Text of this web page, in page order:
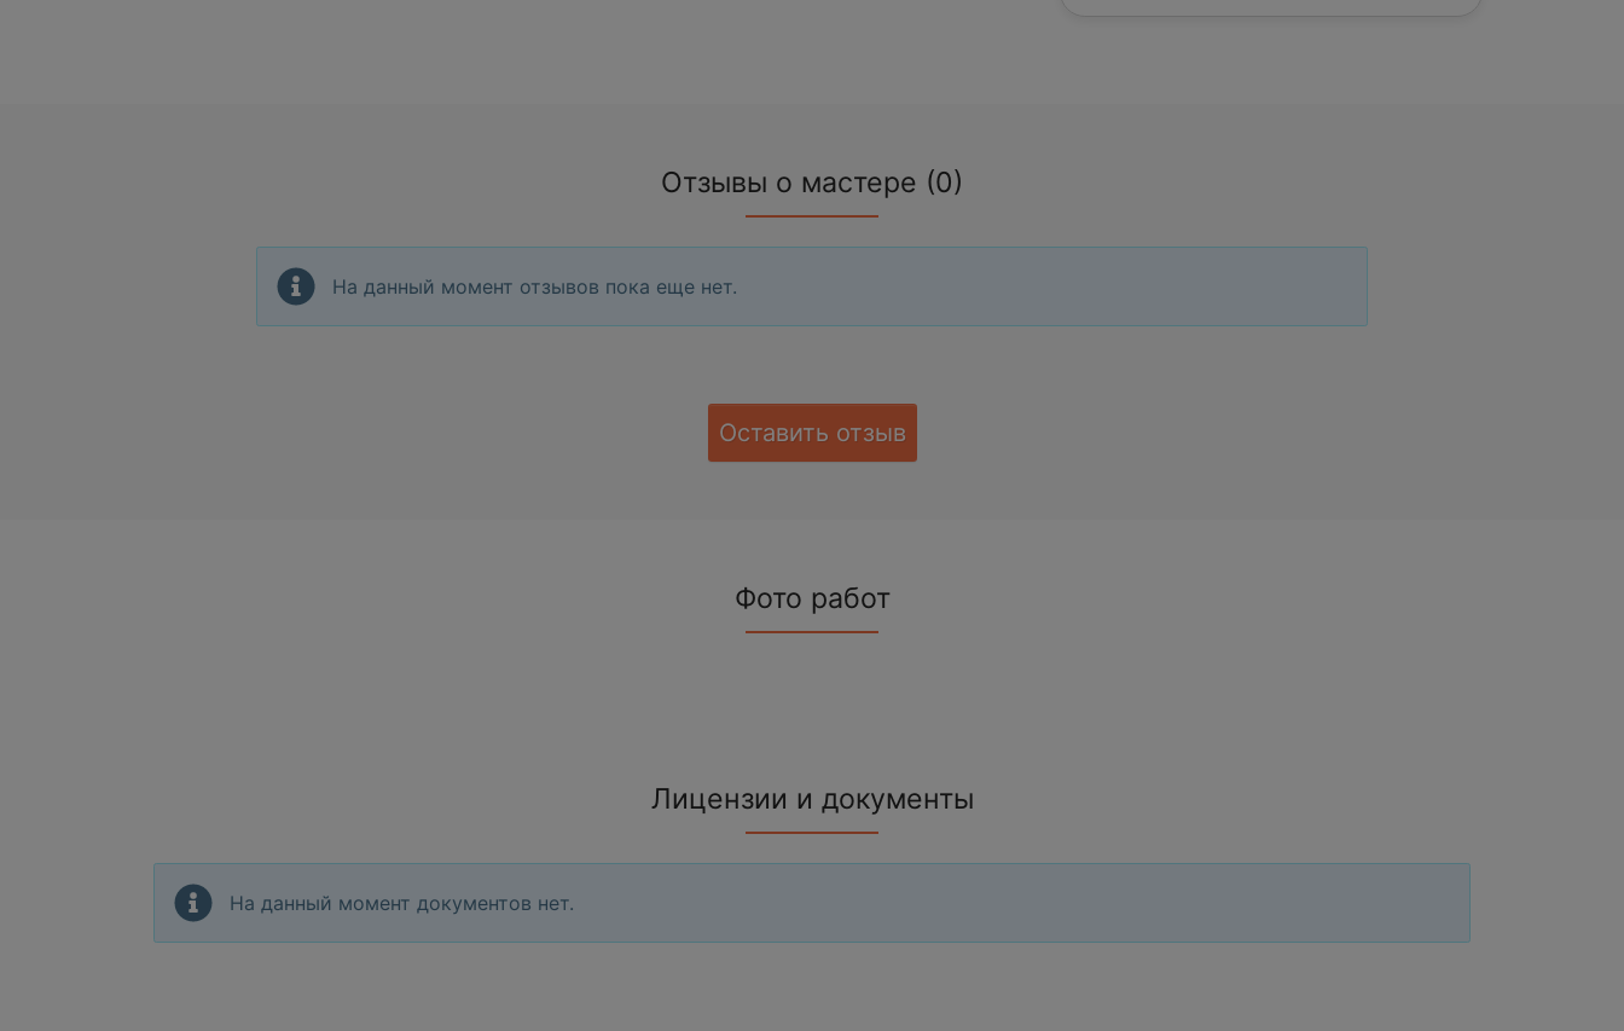
Отзывы о мастере (0)
На данный момент отзывов пока еще нет.
Оставить отзыв
Фото работ
Лицензии и документы
На данный момент документов нет.